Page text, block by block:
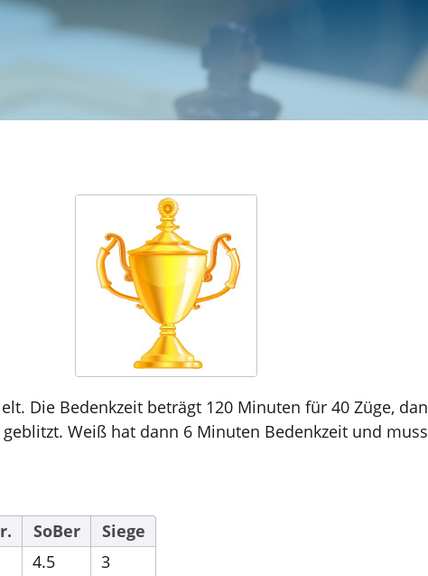
Die Bedenkzeit beträgt 120 Minuten für 40 Züge,
Weiß hat dann 6 Minuten Bedenkzeit und
SoBer
Siege
4.5
3